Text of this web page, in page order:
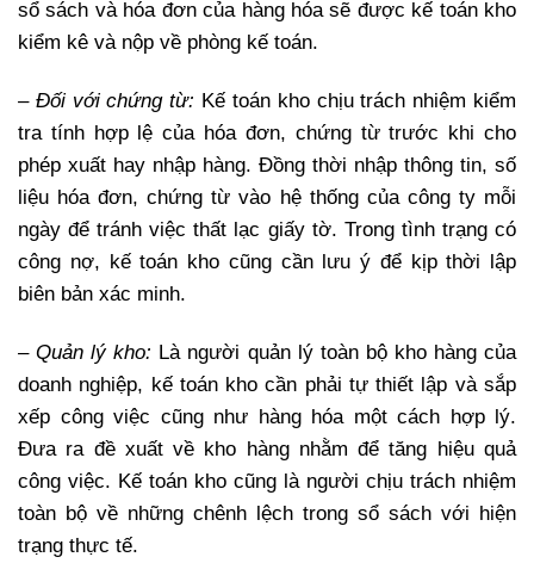
sổ sách và hóa đơn của hàng hóa sẽ được kế toán kho
kiểm kê và nộp về phòng kế toán.
– Đối với chứng từ: Kế toán kho chịu trách nhiệm kiểm
tra tính hợp lệ của hóa đơn, chứng từ trước khi cho
phép xuất hay nhập hàng. Đồng thời nhập thông tin, số
liệu hóa đơn, chứng từ vào hệ thống của công ty mỗi
ngày để tránh việc thất lạc giấy tờ. Trong tình trạng có
công nợ, kế toán kho cũng cần lưu ý để kịp thời lập
biên bản xác minh.
– Quản lý kho: Là người quản lý toàn bộ kho hàng của
doanh nghiệp, kế toán kho cần phải tự thiết lập và sắp
xếp công việc cũng như hàng hóa một cách hợp lý.
Đưa ra đề xuất về kho hàng nhằm để tăng hiệu quả
công việc. Kế toán kho cũng là người chịu trách nhiệm
toàn bộ về những chênh lệch trong sổ sách với hiện
trạng thực tế.